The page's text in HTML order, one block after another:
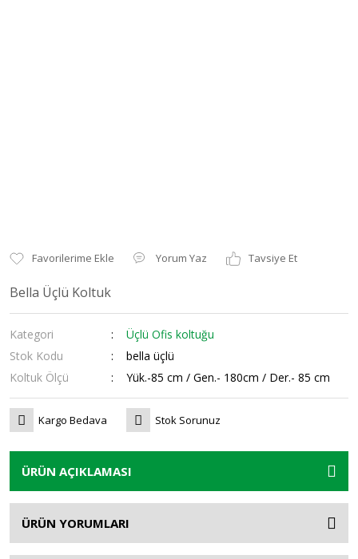
Yorum Yaz Tavsiye Et
Bella Üçlü Koltuk
Kategori
Üçlü Ofis koltuğu
Stok Kodu
bella üçlü
Koltuk Ölçü
Yük.-85 cm / Gen.- 180cm / Der.- 85 cm
Kargo Bedava Stok Sorunuz
ÜRÜN AÇIKLAMASI
ÜRÜN YORUMLARI